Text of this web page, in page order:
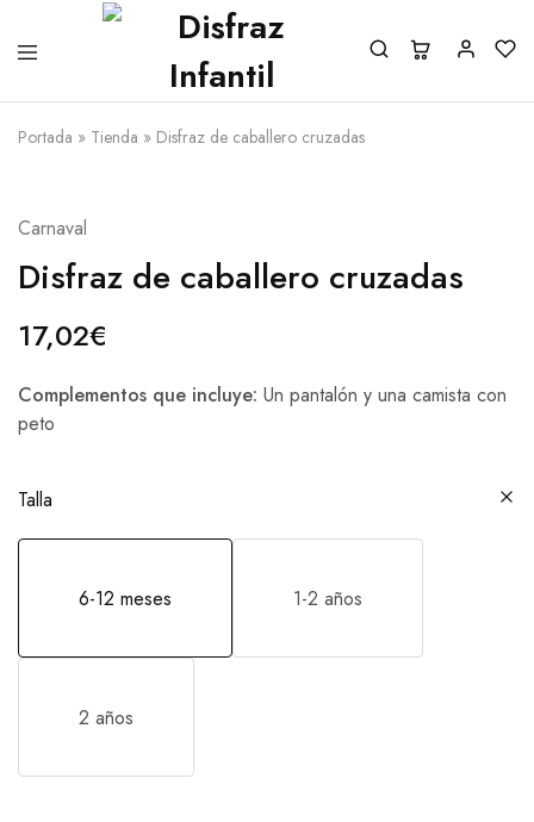
Portada » Tienda » Disfraz de caballero cruzadas
Carnaval
Disfraz de caballero cruzadas
17,02€
Complementos que incluye: Un pantalón y una camista con
peto
Talla
6-12 meses 1-2 años
2 años